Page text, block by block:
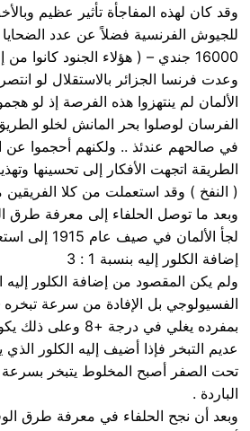
وقد كان لهذه المفاجأة تأثير عظيم
للجيوش الفرنسية فضلاً عن عدد
16000 جندي – ( هؤلاء الجنود كانوا
وعدت فرنسا الجزائر بالاستقلال لو
الألمان لم ينتهزوا هذه الفرصة إذ لو
الفرسان لوصلوا بحر المانش لخلو
في صالحهم عندئذ .. ولكنهم أحجموا عن
الطريقة اتجهت الأفكار إلى تحسينها
( النفخ ) وقد استعملت من كلا
وبعد ما توصل الحلفاء إلى معرفة طرق
لجأ الألمان
إضافة الكلور إليه بنسبة 1 : 3
ولم يكن المقصود من إضافة الكلور إليه
الفسيولوجي بل الإفادة من سرعة
بمفرده يغلي في درجة
تحت الصفر أصبح المخلوط يتبخر بسرعة
الباردة .
وبعد أن نجح الحلفاء في معرفة طرق